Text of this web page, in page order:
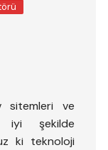
sitemleri ve
iyi şekilde
ki teknoloji